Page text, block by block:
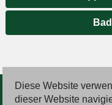
© 2026 Deutsche
Diese Website
dieser Website